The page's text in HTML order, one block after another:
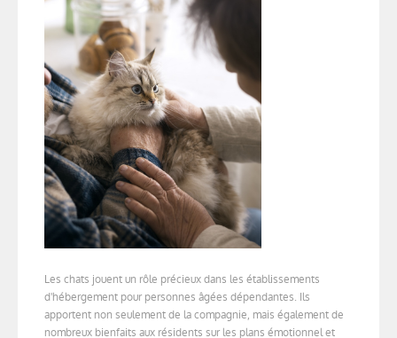
Les chats jouent un rôle précieux dans les établissements
d'hébergement pour personnes âgées dépendantes. Ils
apportent non seulement de la compagnie, mais également de
nombreux bienfaits aux résidents sur les plans émotionnel et